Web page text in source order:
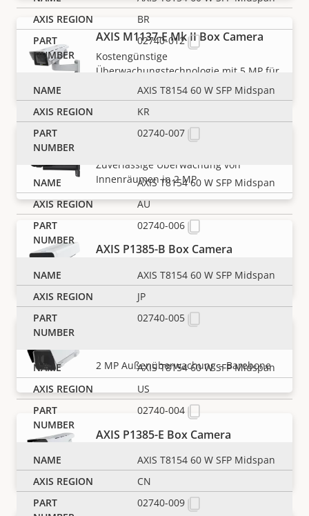
AXIS M1137-E Mk II Box Camera
Kostengünstige
Überwachungstechnologie mit 5 MP für
den Außenbereich
AXIS P1385 Box Camera
Zuverlässige Überwachung von
Innenräumen in 2 MP
AXIS P1385-B Box Camera
2 MP Innenüberwachung – Barebone
2 MP Außenüberwachung – Barebone
AXIS P1385-E Box Camera
Zuverlässige Überwachung von
Außenräumen in 2 MP
BR
02740-012
AXIS T8154 60 W SFP Midspan
KR
02740-007
AXIS T8154 60 W SFP Midspan
AU
02740-006
AXIS T8154 60 W SFP Midspan
JP
02740-005
AXIS T8154 60 W SFP Midspan
US
02740-004
AXIS T8154 60 W SFP Midspan
CN
02740-009